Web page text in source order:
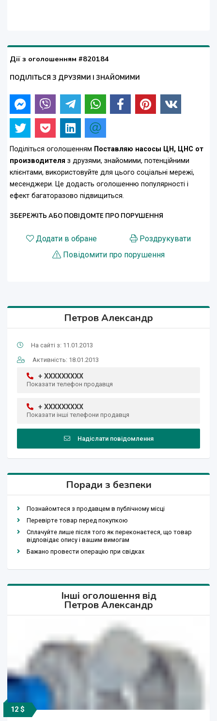
Дії з оголошенням #820184
ПОДІЛІТЬСЯ З ДРУЗЯМИ І ЗНАЙОМИМИ
Поділіться оголошенням Поставляю насосы ЦН, ЦНС от
производителя з друзями, знайомими, потенційними
клієнтами, використовуйте для цього соціальні мережі,
месенджери. Це додасть оголошенню популярності і
ефект багаторазово підвищиться.
ЗБЕРЕЖІТЬ АБО ПОВІДОМТЕ ПРО ПОРУШЕННЯ
Додати в обране
Роздрукувати
Повідомити про порушення
Петров Александр
На сайті з: 11.01.2013
Активність: 18.01.2013
+ XXXXXXXXX
Показати телефон продавця
+ XXXXXXXXX
Показати інші телефони продавця
Надіслати повідомлення
Поради з безпеки
Познайомтеся з продавцем в публічному місці
Перевірте товар перед покупкою
Сплачуйте лише після того як переконаєтеся, що товар
відповідає опису і вашим вимогам
Бажано провести операцію при свідках
Інші оголошення від
Петров Александр
12 $
12 $
12 $
12 $ 12 $
12 $
12 $